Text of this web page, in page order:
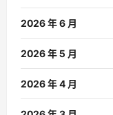
2026 年 6 月
2026 年 5 月
2026 年 4 月